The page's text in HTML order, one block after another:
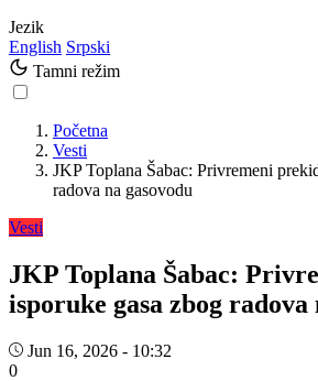
Jezik
English Srpski
Tamni režim
Početna
Vesti
JKP Toplana Šabac: Privremeni
radova na gasovodu
Vesti
JKP Toplana Šabac:
isporuke gasa zbog radova
Jun 16, 2026 - 10:32
0